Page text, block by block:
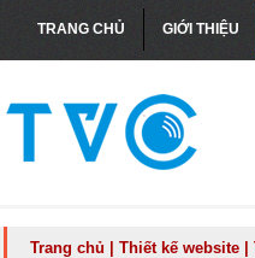
TRANG CHỦ GIỚI THIỆU
Trang chủ Thiết kế website